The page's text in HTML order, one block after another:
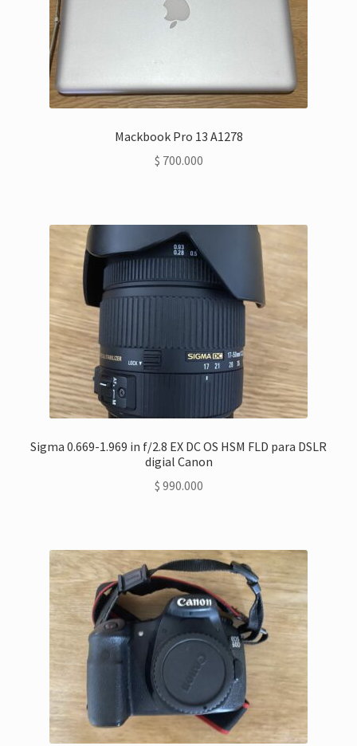
Mackbook Pro 13 A1278
$ 700.000
Sigma 0.669-1.969 in f/2.8 EX DC OS HSM FLD para DSLR
digial Canon
$ 990.000